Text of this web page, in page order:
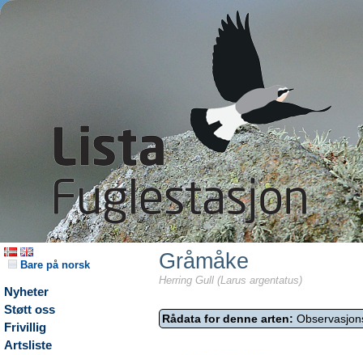
Bare på norsk
Nyheter
Støtt oss
Frivillig
Artsliste
Gråmåke
Herring Gull (Larus argentatus)
Rådata for denne arten: